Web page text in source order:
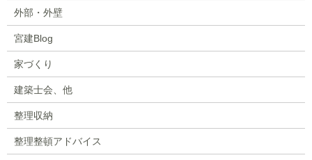
外部・外壁
宮建Blog
家づくり
建築士会、他
整理収納
整理整頓アドバイス